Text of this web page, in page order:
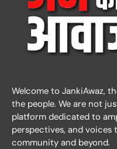
Welcome to JankiAwaz,
the people. We are not
platform dedicated to
perspectives, and
community and beyond.